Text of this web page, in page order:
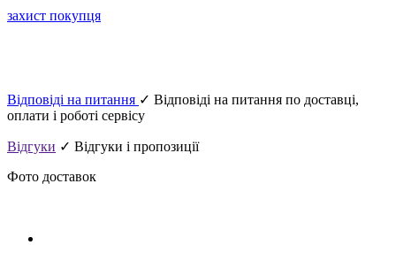
захист покупця
Відповіді на питання ✓ Відповіді на питання по доставці,
оплати і роботі сервісу
Відгуки ✓ Відгуки і пропозиції
Фото доставок